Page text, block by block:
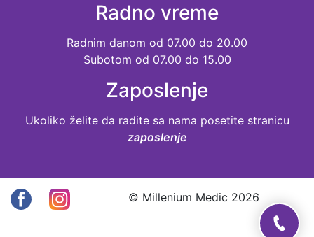
Radno vreme
Radnim danom od 07.00 do 20.00
Subotom od 07.00 do 15.00
Zaposlenje
Ukoliko želite da radite sa nama posetite stranicu
zaposlenje
© Millenium Medic 2026